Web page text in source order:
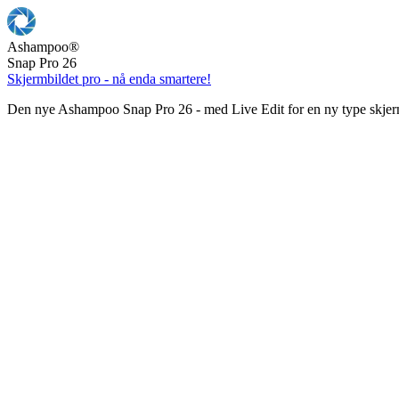
Ashampoo®
Snap Pro 26
Skjermbildet pro - nå enda smartere!
Den nye Ashampoo Snap Pro 26 - med Live Edit for en ny type